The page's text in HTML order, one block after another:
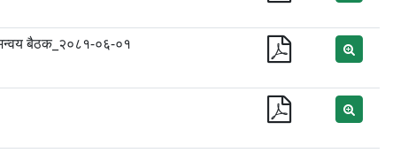
बैठक_२०८१-०६-०१